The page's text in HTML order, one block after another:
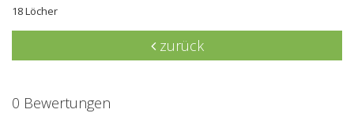
18 Löcher
zurück
0 Bewertungen